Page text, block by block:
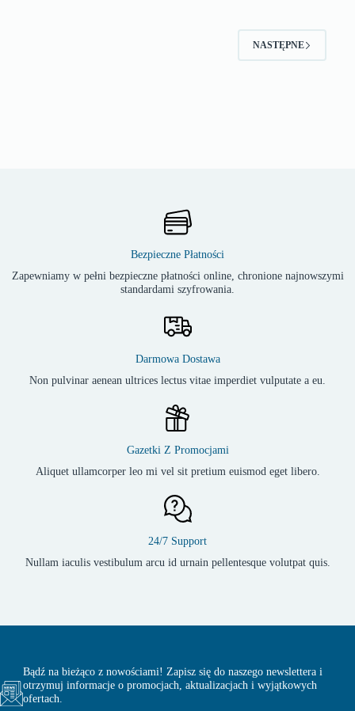
NASTĘPNE
Bezpieczne Płatności
Zapewniamy w pełni bezpieczne płatności online, chronione najnowszymi
standardami szyfrowania.
Darmowa Dostawa
Non pulvinar aenean ultrices lectus vitae imperdiet vulputate a eu.
Gazetki Z Promocjami
Aliquet ullamcorper leo mi vel sit pretium euismod eget libero.
24/7 Support
Nullam iaculis vestibulum arcu id urnain pellentesque volutpat quis.
Bądź na bieżąco z nowościami! Zapisz się do naszego newslettera i
otrzymuj informacje o promocjach, aktualizacjach i wyjątkowych
ofertach.